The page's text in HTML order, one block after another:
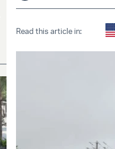
Read this article in: